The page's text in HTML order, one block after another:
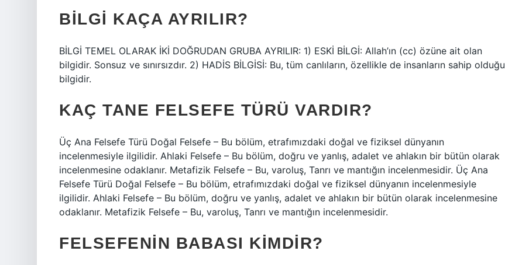
BILGI KAÇA AYRILIR?
BİLGİ TEMEL OLARAK İKİ DOĞRUDAN GRUBA AYRILIR: 1) ESKİ BİLGİ: Allah’ın (cc) özüne ait olan
bilgidir. Sonsuz ve sınırsızdır. 2) HADİS BİLGİSİ: Bu, tüm canlıların, özellikle de insanların sahip olduğu
bilgidir.
KAÇ TANE FELSEFE TÜRÜ VARDIR?
Üç Ana Felsefe Türü Doğal Felsefe – Bu bölüm, etrafımızdaki doğal ve fiziksel dünyanın
incelenmesiyle ilgilidir. Ahlaki Felsefe – Bu bölüm, doğru ve yanlış, adalet ve ahlakın bir bütün olarak
incelenmesine odaklanır. Metafizik Felsefe – Bu, varoluş, Tanrı ve mantığın incelenmesidir. Üç Ana
Felsefe Türü Doğal Felsefe – Bu bölüm, etrafımızdaki doğal ve fiziksel dünyanın incelenmesiyle
ilgilidir. Ahlaki Felsefe – Bu bölüm, doğru ve yanlış, adalet ve ahlakın bir bütün olarak incelenmesine
odaklanır. Metafizik Felsefe – Bu, varoluş, Tanrı ve mantığın incelenmesidir.
FELSEFENIN BABASI KIMDIR?